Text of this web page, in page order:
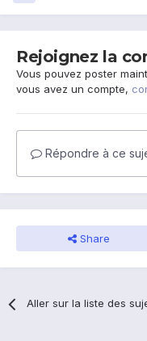
Rejoignez la
Vous pouvez poster
vous avez un compte,
Répondre à ce
Share
Aller sur la liste des